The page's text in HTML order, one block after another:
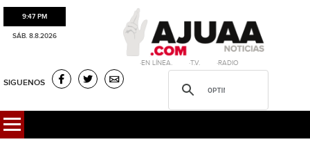
9:47 PM
SÁB. 8.8.2026
·EN LÍNEA. ·T.V. ·RADIO
SIGUENOS